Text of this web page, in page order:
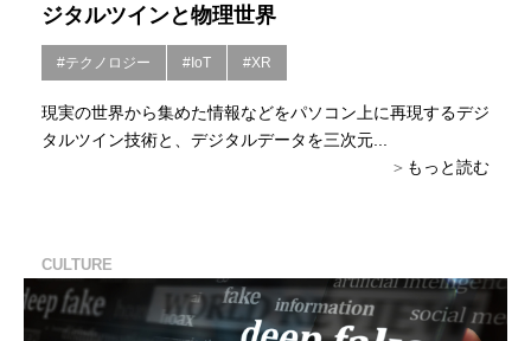
ジタルツインと物理世界
#テクノロジー #IoT #XR
現実の世界から集めた情報などをパソコン上に再現するデジ
タルツイン技術と、デジタルデータを三次元...
もっと読む
CULTURE